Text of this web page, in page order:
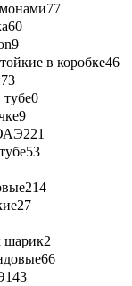
77
60
9
в коробке46
73
0
9
221
53
214
27
шарик2
66
143